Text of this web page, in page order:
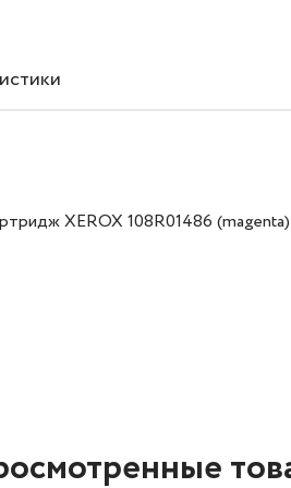
XEROX 108R01486 (magenta)